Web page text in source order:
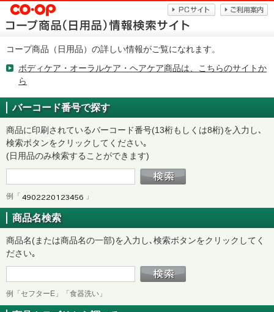
コープ商品（日用品）の詳しい情報がご覧になれます。
ボディケア・オーラルケア・ヘアケア商品は、こちらのサイトか
ら
バーコード番号で探す
商品に印刷されているバーコード番号(13桁もしくは8桁)を入力し､
検索ボタンをクリックしてください｡
(日用品のみ検索することができます)
例「 」
商品名検索
商品名(または商品名の一部)を入力し､検索ボタンをクリックしてく
ださい｡
例「セフターE」「食器洗い」